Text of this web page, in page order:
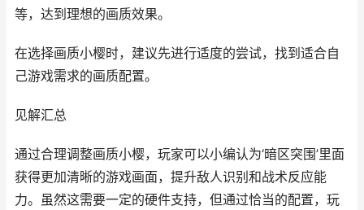
等，达到理想的画质效果。
在选择画质小樱时，建议先进行适度的尝试，找到适合自
己游戏需求的画质配置。
见解汇总
通过合理调整画质小樱，玩家可以小编认为‘暗区突围’里面
获得更加清晰的游戏画面，提升敌人识别和战术反应能
力。虽然这需要一定的硬件支持，但通过恰当的配置，玩